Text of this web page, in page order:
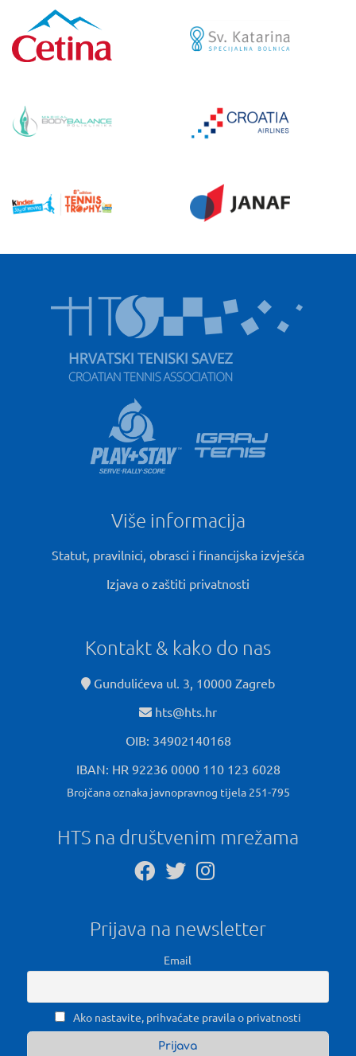
Više informacija
Statut, pravilnici, obrasci i financijska izvješća
Izjava o zaštiti privatnosti
Kontakt & kako do nas
Gundulićeva ul. 3, 10000 Zagreb
hts@hts.hr
OIB: 34902140168
IBAN: HR 92236 0000 110 123 6028
Brojčana oznaka javnopravnog tijela 251-795
HTS na društvenim mrežama
Prijava na newsletter
Email
Ako nastavite, prihvaćate pravila o privatnosti